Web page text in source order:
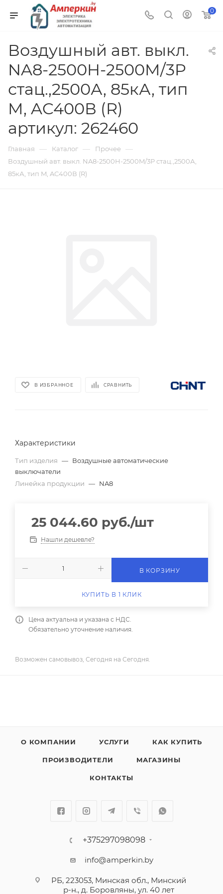
0
Воздушный авт. выкл.
NA8-2500H-2500M/3P
стац.,2500А, 85кА, тип
M, AC400В (R)
артикул: 262460
Главная — Каталог — Прочее —
Воздушный авт. выкл. NA8-2500H-2500M/3P стац.,2500А,
85кА, тип M, AC400В (R)
В ИЗБРАННОЕ СРАВНИТЬ
Характеристики
Тип изделия — Воздушные автоматические
выключатели
Линейка продукции — NA8
25 044.60 руб./шт
Нашли дешевле?
В КОРЗИНУ
КУПИТЬ В 1 КЛИК
Цена актуальна и указана с НДС.
Обязательно уточнение наличия.
Возможен самовывоз, Сегодня на Сегодня.
О КОМПАНИИ УСЛУГИ КАК КУПИТЬ
ПРОИЗВОДИТЕЛИ МАГАЗИНЫ
КОНТАКТЫ
+375297098098
info@amperkin.by
РБ, 223053, Минская обл., Минский
р-н., д. Боровляны, ул. 40 лет